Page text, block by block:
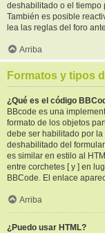
deshabilitado o el tiempo
También es posible
lea las reglas del foro
Arriba
Formatos y tipos
¿Qué es el código
BBcode es una
formato de los objetos
debe ser habilitado por
deshabilitado del
es similar en estilo al
entre corchetes [ y ] en
BBCode. El enlace
Arriba
¿Puedo usar HTML?